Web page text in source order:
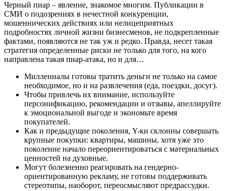
Черный пиар – явление, знакомое многим. Публикации в
СМИ о подозрениях в нечестной конкуренции,
мошеннических действиях или нелицеприятных
подробностях личной жизни бизнесменов, не подкрепленные
фактами, появляются не так уж и редко. Правда, несет такая
стратегия определенные риски не только для того, на кого
направлена такая пиар-атака, но и для…
Миллениалы готовы тратить деньги не только на самое
необходимое, но и на развлечения (еда, поездки, досуг).
Чтобы привлечь их внимание, используйте
персонификацию, рекомендации и отзывы, апеллируйте
к эмоциональной выгоде и экономьте время
покупателей.
Как и предыдущие поколения, Y-ки склонны совершать
крупные покупки: квартиры, машины, хотя уже это
поколение начало переориентироваться с материальных
ценностей на духовные.
Могут болезненно реагировать на гендерно-
ориентированную рекламу, не готовы поддерживать
стереотипы, наоборот, переосмысляют предрассудки.